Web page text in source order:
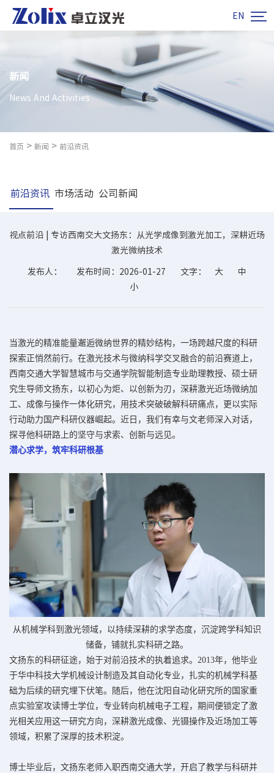
EN 
新闻
News And Activities
首页 > 新闻 > 前沿资讯
前沿资讯 市场活动 公司新闻
视点前沿 | 专访西南交大文扬东：从光学成像到激光加工，深耕近场
激光微纳技术
发布人： 发布时间：2026-01-27 文字： 大
中
小
当激光的精准能量邂逅微纳世界的精妙结构，一场跨越尺度的科研
探索正悄然前行。在激光技术与微纳科学交叉融合的前沿赛道上，
西南交通大学智慧城市与交通学院智能制造专业助理教授、硕士研
究生导师文扬东，以初心为炬、以创新为刃，深耕激光近场微纳加
工、成像与操作一体化研究，用技术突破破解科研痛点，更以实际
行动助力国产科研仪器崛起。近日，我们有幸与文老师深入对话，
探寻他科研路上的坚守与求索、创新与远见。
潜心求学，筑牢科研根基
从机械学科到激光领域，以持续深耕的求学态度，沉淀跨学科知识
储备，铺就扎实科研之路。
文扬东的科研征途，始于对前沿技术的执着追求。2013年，他毕业
于华中科技大学机械设计制造及其自动化专业，扎实的机械学科基
础为后续的研究埋下伏笔。随后，他在沈阳自动化研究所的国家重
点实验室攻读博士学位，专业转向机械电子工程，期间便锁定了激
光相关应用这一研究方向，深耕激光成像、光镊操作及近场加工等
领域，积累了深厚的技术积淀。
博士毕业后，文扬东老师入职西南交通大学，开启了教学与科研并